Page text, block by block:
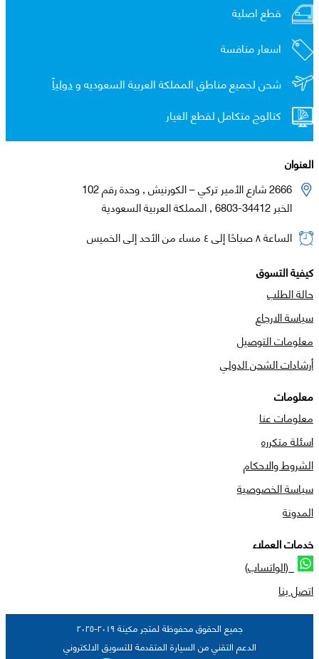
قطع اصلية
اسعار منافسة
شحن لجميع مناطق المملكة العربية السعوديه ودولياً
كتالوج متكامل لقطع الغيار
العنوان
2666 شارع الأمير تركي – الكورنيش , وحدة رقم 102
الخبر 34412-6803 , المملكة العربية السعودية
الساعة ٨ صباحًا إلى ٤ مساء من الأحد إلى الخميس
كيفية التسوق
حالة الطلب
سياسة الارجاع
معلومات التوصيل
أرشادات الشحن الدولي
معلومات
معلومات عنا
اسئلة متكرره
الشروط والاحكام
سياسة الخصوصية
المدونة
خدمات العملاء
(الواتساب)
اتصل بنا
جميع الحقوق محفوظة لمتجر مكينة ٢٠١٩-٢٠٢٥
الدعم التقني من السيارة المتقدمة للتسويق الالكتروني